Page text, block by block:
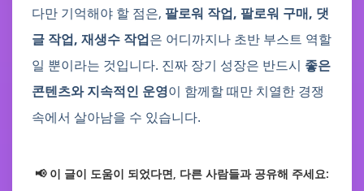
다만 기억해야 할 점은, 팔로워 작업, 팔로워 구매, 댓
글 작업, 재생수 작업은 어디까지나 초반 부스트 역할
일 뿐이라는 것입니다. 진짜 장기 성장은 반드시 좋은
콘텐츠와 지속적인 운영이 함께할 때만 치열한 경쟁
속에서 살아남을 수 있습니다.
📢 이 글이 도움이 되었다면, 다른 사람들과 공유해 주세요: